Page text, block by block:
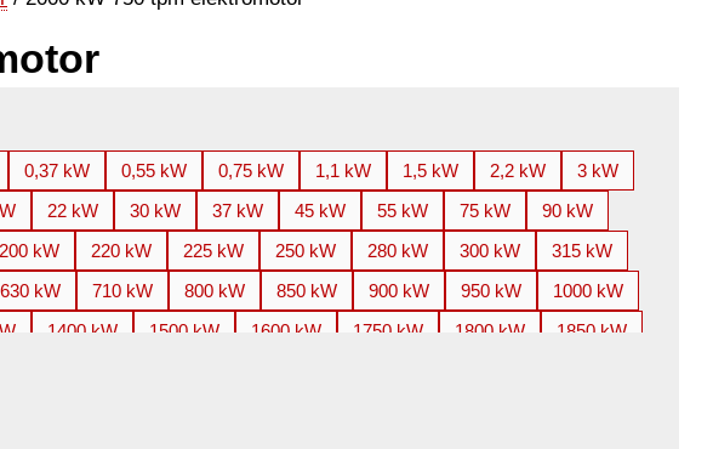
0,37 kW 0,55 kW 0,75 kW 1,1 kW 1,5 kW 2,2 kW
3 kW
22 kW 30 kW 37 kW 45 kW 55 kW 75 kW
90 kW
200 kW 220 kW 225 kW 250 kW 280 kW 300 kW
315 kW
630 kW 710 kW 800 kW 850 kW 900 kW 950 kW
1000 kW
1400 kW 1500 kW 1600 kW 1750 kW 1800 kW
1850 kW